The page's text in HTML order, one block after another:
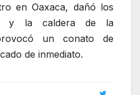
en Oaxaca, dañó los
y la caldera de la
un conato de
de inmediato.